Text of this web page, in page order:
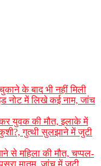
के बाद भी नहीं मिली
नोट में लिखे कई नाम, जांच
युवक की मौत, इलाके में
गुत्थी सुलझाने में जुटी
से महिला की मौत, चप्पल-
मातम, जांच में जुटी